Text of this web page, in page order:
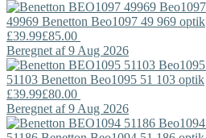
49969 Benetton Beo1097 49 969 optik
£39.99£85.00
Beregnet af 9 Aug 2026
51103 Benetton Beo1095 51 103 optik
£39.99£80.00
Beregnet af 9 Aug 2026